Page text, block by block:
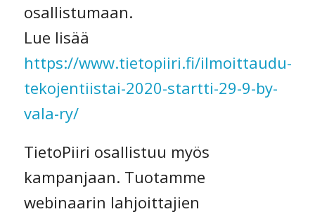
osallistumaan.
Lue lisää
https://www.tietopiiri.fi/ilmoittaudu-
tekojentiistai-2020-startti-29-9-by-
vala-ry/
TietoPiiri osallistuu myös
kampanjaan. Tuotamme
webinaarin lahjoittajien